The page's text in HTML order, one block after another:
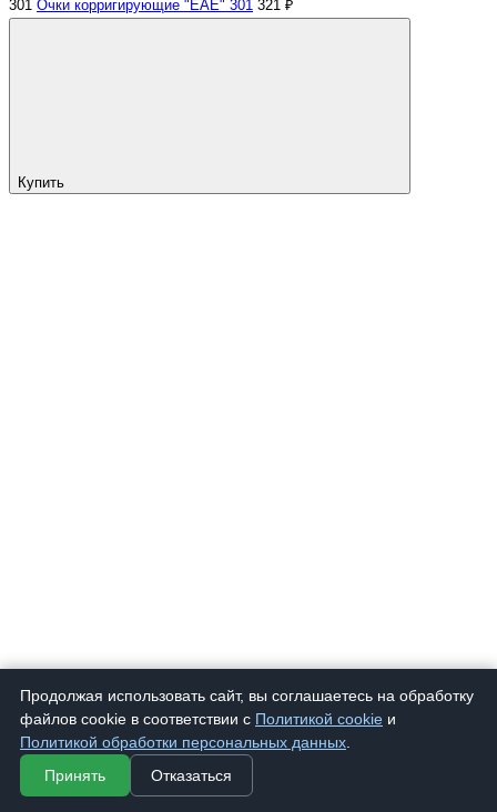
301 Очки корригирующие "EAE" 301 321 ₽
Купить
Продолжая использовать сайт, вы соглашаетесь на обработку
файлов cookie в соответствии с Политикой cookie и
Политикой обработки персональных данных
Принять
Отказаться